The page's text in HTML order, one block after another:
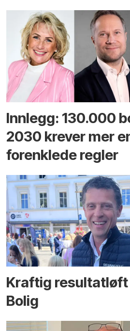
Innlegg: 130.000
2030 krever mer
forenklede regler
Kraftig resultatløft
Bolig